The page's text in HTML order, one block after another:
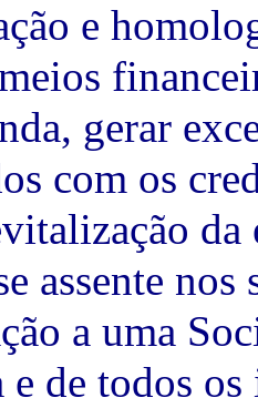
e
gerar
com os
da
assente
a uma
e de todos